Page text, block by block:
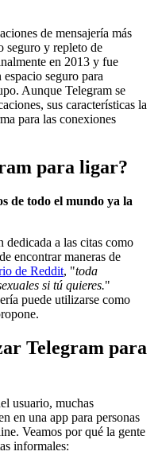
de mensajería más
seguro y repleto de
en 2013 y fue
seguro para
Aunque Telegram se
sus características la
para las conexiones
para ligar?
de todo el mundo ya la
dedicada a las citas como
encontrar maneras de
de Reddit, "toda
si tú quieres."
puede utilizarse como
Telegram para
usuario, muchas
en una app para personas
Veamos por qué la gente
informales: